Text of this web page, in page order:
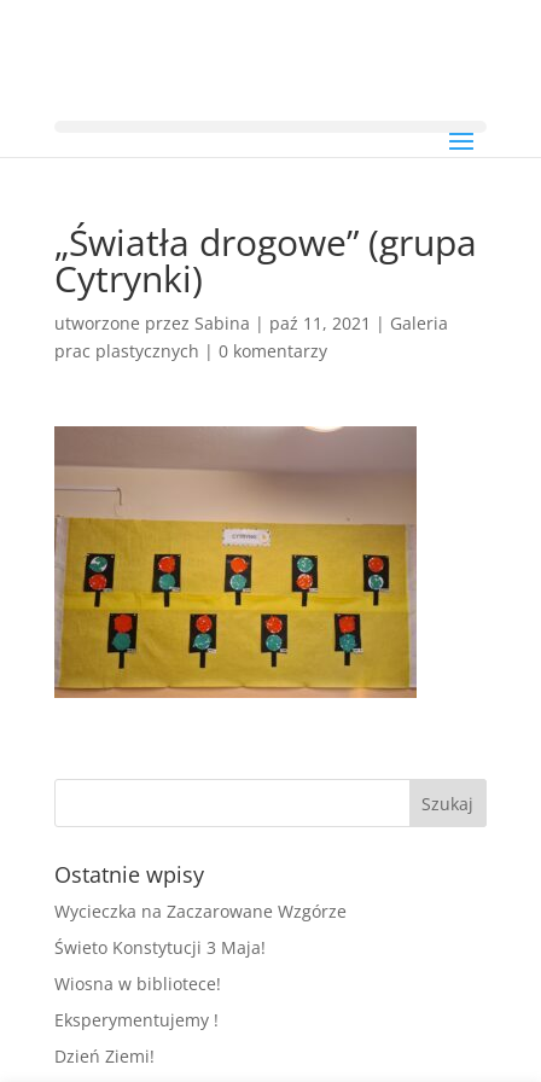
„Światła drogowe” (grupa
Cytrynki)
utworzone przez Sabina | paź 11, 2021 | Galeria
prac plastycznych | 0 komentarzy
Ostatnie wpisy
Wycieczka na Zaczarowane Wzgórze
Świeto Konstytucji 3 Maja!
Wiosna w bibliotece!
Eksperymentujemy !
Dzień Ziemi!